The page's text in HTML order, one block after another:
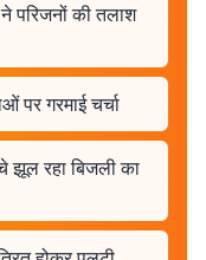
परिजनों की तलाश
पर गरमाई चर्चा
झूल रहा बिजली का